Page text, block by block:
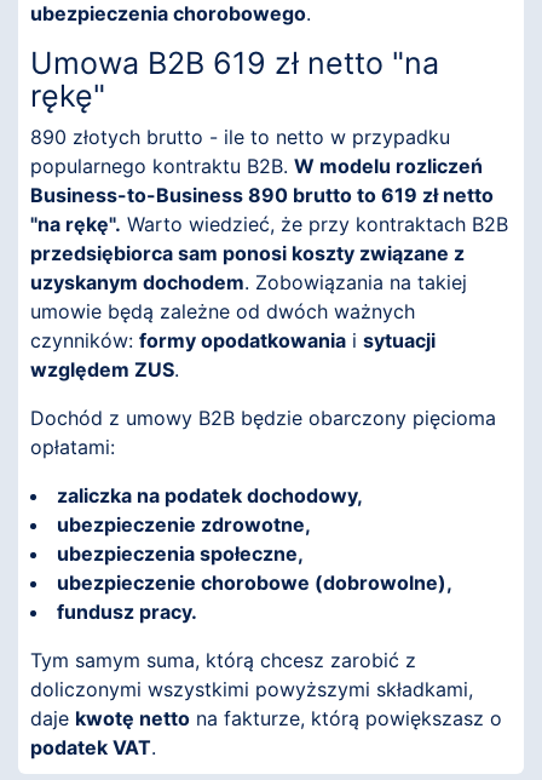
ubezpieczenia chorobowego.
Umowa B2B 619 zł netto "na
rękę"
890 złotych brutto - ile to netto w przypadku
popularnego kontraktu B2B. W modelu rozliczeń
Business-to-Business 890 brutto to 619 zł netto
"na rękę". Warto wiedzieć, że przy kontraktach B2B
przedsiębiorca sam ponosi koszty związane z
uzyskanym dochodem. Zobowiązania na takiej
umowie będą zależne od dwóch ważnych
czynników: formy opodatkowania i sytuacji
względem ZUS.
Dochód z umowy B2B będzie obarczony pięcioma
opłatami:
zaliczka na podatek dochodowy,
ubezpieczenie zdrowotne,
ubezpieczenia społeczne,
ubezpieczenie chorobowe (dobrowolne),
fundusz pracy.
Tym samym suma, którą chcesz zarobić z
doliczonymi wszystkimi powyższymi składkami,
daje kwotę netto na fakturze, którą powiększasz o
podatek VAT.